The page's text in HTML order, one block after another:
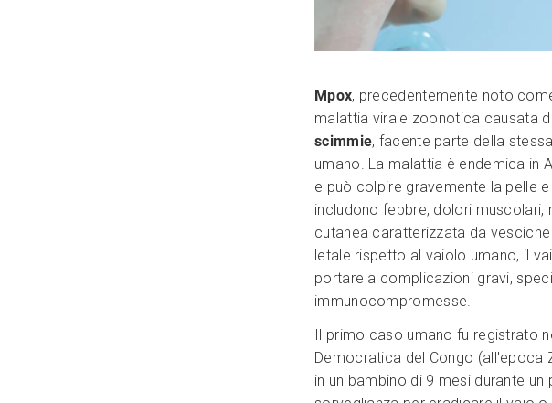
Mpox, precedentemente noto
malattia virale zoonotica causata
scimmie, facente parte della
umano. La malattia è endemica in
e può colpire gravemente la pelle
includono febbre, dolori muscolari,
cutanea caratterizzata da
letale rispetto al vaiolo umano, il
portare a complicazioni gravi,
immunocompromesse.
Il primo caso umano fu registrato
Democratica del Congo (all'epoca
in un bambino di 9 mesi durante un